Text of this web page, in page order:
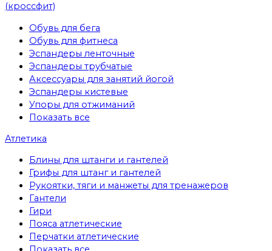
(кроссфит)
Обувь для бега
Обувь для фитнеса
Эспандеры ленточные
Эспандеры трубчатые
Аксессуары для занятий йогой
Эспандеры кистевые
Упоры для отжиманий
Показать все
Атлетика
Блины для штанги и гантелей
Грифы для штанг и гантелей
Рукоятки, тяги и манжеты для тренажеров
Гантели
Гири
Пояса атлетические
Перчатки атлетические